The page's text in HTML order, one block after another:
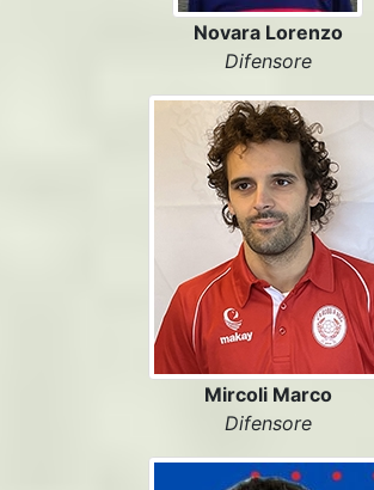
Novara Lorenzo
Difensore
Mircoli Marco
Difensore